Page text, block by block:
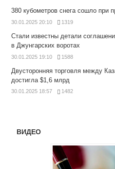
380 кубометров снега сошло при
30.01.2025 20:10 1319
Стали известны детали
в Джунгарских воротах
30.01.2025 19:10 1588
Двусторонняя торговля между
достигла $1,6 млрд
30.01.2025 18:57 1482
ВИДЕО